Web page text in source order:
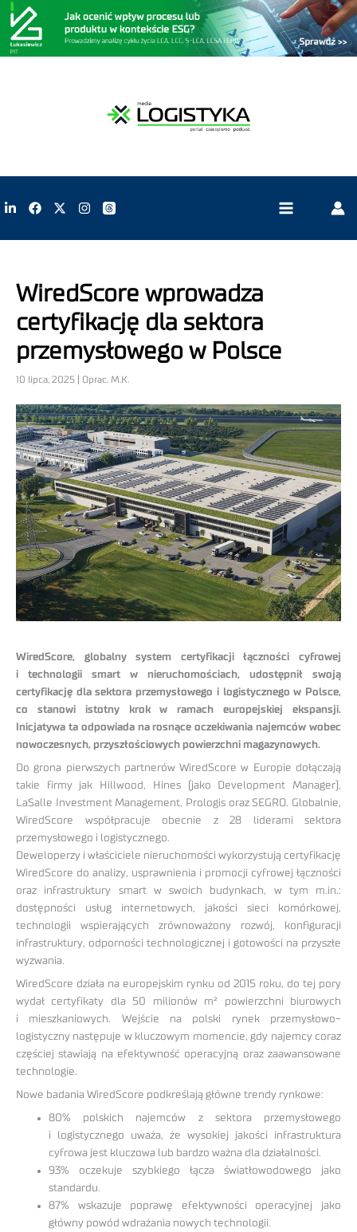
WiredScore wprowadza
certyfikację dla sektora
przemysłowego w Polsce
10 lipca, 2025 | Oprac. M.K.
WiredScore, globalny system certyfikacji łączności cyfrowej
i technologii smart w nieruchomościach, udostępnił swoją
certyfikację dla sektora przemysłowego i logistycznego w Polsce,
co stanowi istotny krok w ramach europejskiej ekspansji.
Inicjatywa ta odpowiada na rosnące oczekiwania najemców wobec
nowoczesnych, przyszłościowych powierzchni magazynowych.
Do grona pierwszych partnerów WiredScore w Europie dołączają
takie firmy jak Hillwood, Hines (jako Development Manager),
LaSalle Investment Management, Prologis oraz SEGRO. Globalnie,
WiredScore współpracuje obecnie z 28 liderami sektora
przemysłowego i logistycznego.
Deweloperzy i właściciele nieruchomości wykorzystują certyfikację
WiredScore do analizy, usprawnienia i promocji cyfrowej łączności
oraz infrastruktury smart w swoich budynkach, w tym m.in.:
dostępności usług internetowych, jakości sieci komórkowej,
technologii wspierających zrównoważony rozwój, konfiguracji
infrastruktury, odporności technologicznej i gotowości na przyszłe
wyzwania.
WiredScore działa na europejskim rynku od 2015 roku, do tej pory
wydał certyfikaty dla 50 milionów m² powierzchni biurowych
i mieszkaniowych. Wejście na polski rynek przemysłowo-
logistyczny następuje w kluczowym momencie, gdy najemcy coraz
częściej stawiają na efektywność operacyjną oraz zaawansowane
technologie.
Nowe badania WiredScore podkreślają główne trendy rynkowe:
80% polskich najemców z sektora przemysłowego
i logistycznego uważa, że wysokiej jakości infrastruktura
cyfrowa jest kluczowa lub bardzo ważna dla działalności.
93% oczekuje szybkiego łącza światłowodowego jako
standardu.
87% wskazuje poprawę efektywności operacyjnej jako
główny powód wdrażania nowych technologii.